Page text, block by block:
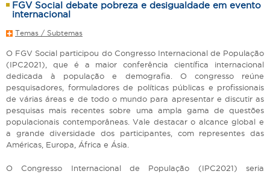
FGV Social debate pobreza e desigualdade em evento
internacional
Temas / Subtemas
O FGV Social participou do Congresso Internacional de População
(IPC2021), que é a maior conferência científica internacional
dedicada à população e demografia. O congresso reúne
pesquisadores, formuladores de políticas públicas e profissionais
de várias áreas e de todo o mundo para apresentar e discutir as
pesquisas mais recentes sobre uma ampla gama de questões
populacionais contemporâneas. Vale destacar o alcance global e
a grande diversidade dos participantes, com representes das
Américas, Europa, África e Ásia.
O Congresso Internacional de População (IPC2021) seria